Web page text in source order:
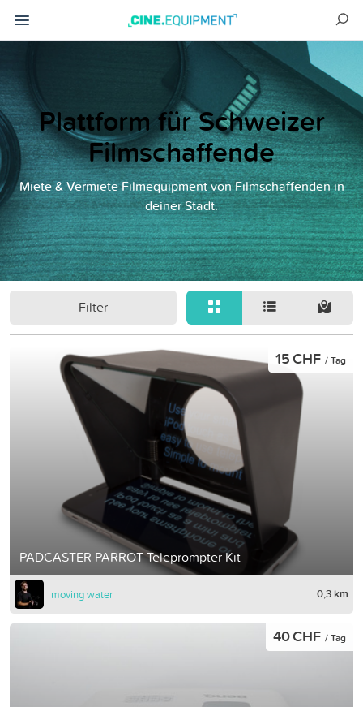
Plattform für Schweizer
Filmschaffende
Miete & Vermiete Filmequipment von Filmschaffenden in
deiner Stadt.
Filter
PADCASTER PARROT Teleprompter Kit
15 CHF / Tag
moving water 0,3 km
40 CHF / Tag